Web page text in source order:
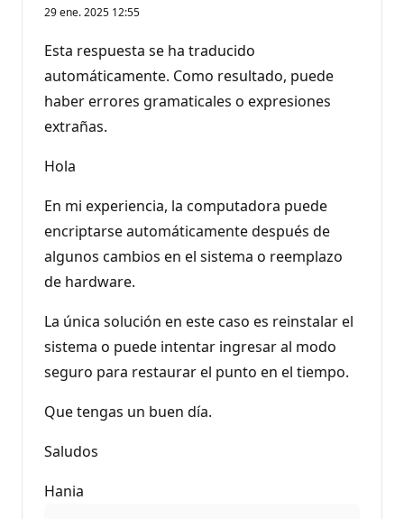
29 ene. 2025 12:55
Esta respuesta se ha traducido
automáticamente. Como resultado, puede
haber errores gramaticales o expresiones
extrañas.
Hola
En mi experiencia, la computadora puede
encriptarse automáticamente después de
algunos cambios en el sistema o reemplazo
de hardware.
La única solución en este caso es reinstalar el
sistema o puede intentar ingresar al modo
seguro para restaurar el punto en el tiempo.
Que tengas un buen día.
Saludos
Hania